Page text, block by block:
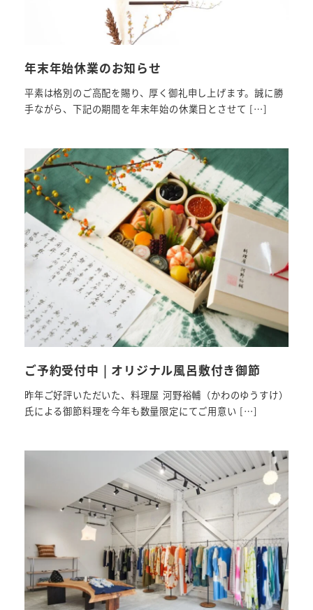
年末年始休業のお知らせ
平素は格別のご高配を賜り、厚く御礼申し上げます。誠に勝
手ながら、下記の期間を年末年始の休業日とさせて […]
ご予約受付中 | オリジナル風呂敷付き御節
昨年ご好評いただいた、料理屋 河野裕輔（かわのゆうすけ）
氏による御節料理を今年も数量限定にてご用意い […]